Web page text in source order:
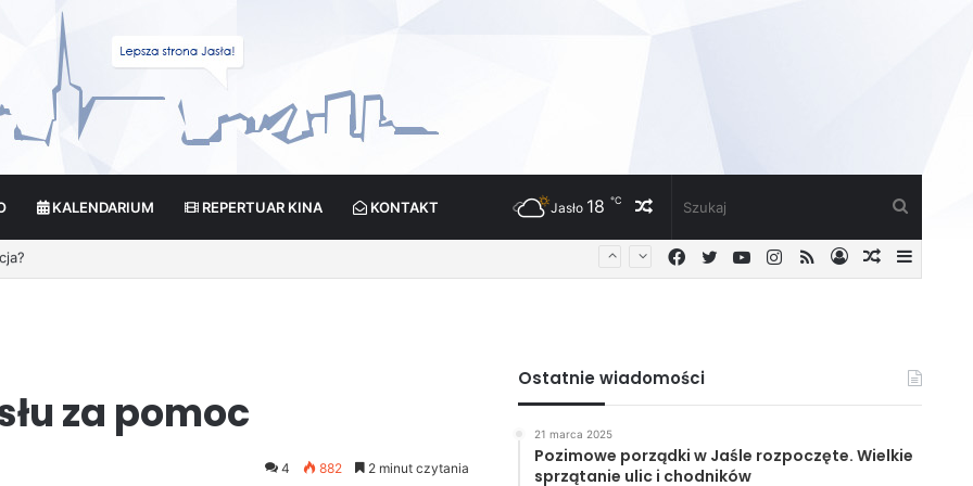
KALENDARIUM REPERTUAR KINA KONTAKT Losowy
artykuł
Jasło 18 ℃
Losowy
Zaloguj
RSS
Instagram
YouTube
Twitter
Facebook
za pomoc
4 882 2 minut czytania
Ostatnie wiadomości
21 marca 2025
Pozimowe porządki w Jaśle rozpoczęte. Wielkie
sprzątanie ulic i chodników